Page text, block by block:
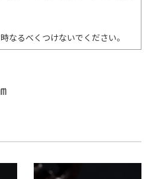
なるべくつけないでください。